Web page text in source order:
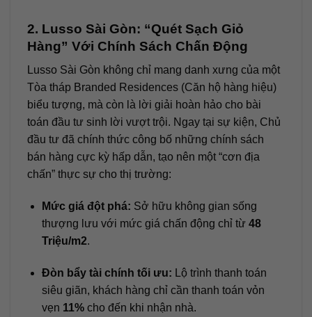
2. Lusso Sài Gòn: “Quét Sạch Giỏ
Hàng” Với Chính Sách Chấn Động
Lusso Sài Gòn không chỉ mang danh xưng của một
Tòa tháp Branded Residences (Căn hộ hàng hiệu)
biểu tượng, mà còn là lời giải hoàn hảo cho bài
toán đầu tư sinh lời vượt trội. Ngay tại sự kiện, Chủ
đầu tư đã chính thức công bố những chính sách
bán hàng cực kỳ hấp dẫn, tạo nên một “cơn địa
chấn” thực sự cho thị trường:
Mức giá đột phá: Sở hữu không gian sống
thượng lưu với mức giá chấn động chỉ từ 48
Triệu/m2.
Đòn bẩy tài chính tối ưu: Lộ trình thanh toán
siêu giãn, khách hàng chỉ cần thanh toán vỏn
vẹn 11%cho đến khi nhận nhà.